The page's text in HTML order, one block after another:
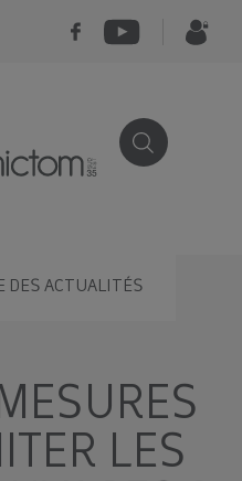
DES ACTUALITÉS
LES